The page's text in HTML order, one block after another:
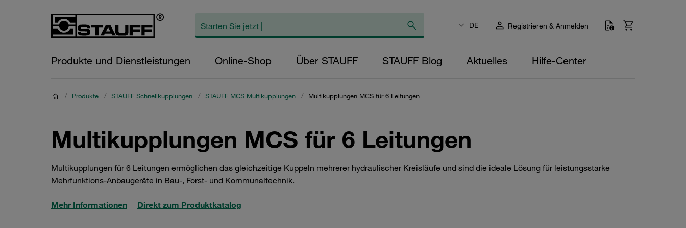
DE Registrieren & Anmelden
Produkte und Dienstleistungen Online-Shop Über STAUFF STAUFF Blog Aktuelles Hilfe-Center
/ Produkte / STAUFF Schnellkupplungen / STAUFF MCS Multikupplungen / Multikupplungen MCS für 6 Leitungen
Multikupplungen MCS für 6 Leitungen
Multikupplungen für 6 Leitungen ermöglichen das gleichzeitige Kuppeln mehrerer hydraulischer Kreisläufe und sind die ideale Lösung für leistungsstarke
Mehrfunktions‑Anbaugeräte in Bau-, Forst- und Kommunaltechnik.
Mehr Informationen Direkt zum Produktkatalog